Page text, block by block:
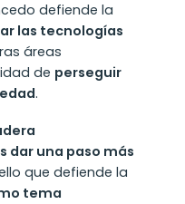
defiende la
las tecnologías
áreas
de perseguir
.
dar una paso más
que defiende la
tema